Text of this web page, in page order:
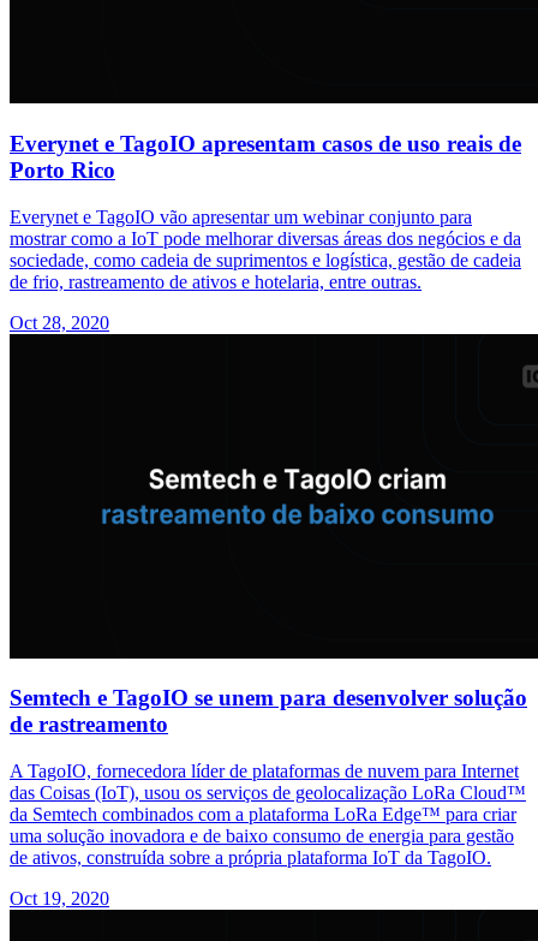
Everynet e TagoIO apresentam casos de uso reais de
Porto Rico
Everynet e TagoIO vão apresentar um webinar conjunto para
mostrar como a IoT pode melhorar diversas áreas dos negócios e da
sociedade, como cadeia de suprimentos e logística, gestão de cadeia
de frio, rastreamento de ativos e hotelaria, entre outras.
Oct 28, 2020
Semtech e TagoIO se unem para desenvolver solução
de rastreamento
A TagoIO, fornecedora líder de plataformas de nuvem para Internet
das Coisas (IoT), usou os serviços de geolocalização LoRa Cloud™
da Semtech combinados com a plataforma LoRa Edge™ para criar
uma solução inovadora e de baixo consumo de energia para gestão
de ativos, construída sobre a própria plataforma IoT da TagoIO.
Oct 19, 2020